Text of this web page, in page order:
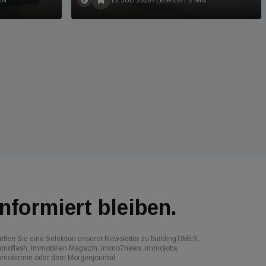
bleiben.
Sie eine Selektion unserer Newsletter zu buildingTIMES,
Immobilien Magazin, immo7news, immojobs,
oder dem Morgenjournal